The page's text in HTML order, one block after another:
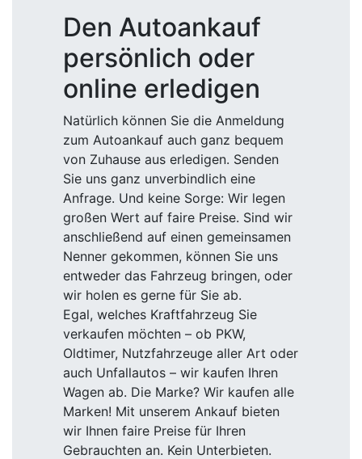
Den Autoankauf
persönlich oder
online erledigen
Natürlich können Sie die Anmeldung
zum Autoankauf auch ganz bequem
von Zuhause aus erledigen. Senden
Sie uns ganz unverbindlich eine
Anfrage. Und keine Sorge: Wir legen
großen Wert auf faire Preise. Sind wir
anschließend auf einen gemeinsamen
Nenner gekommen, können Sie uns
entweder das Fahrzeug bringen, oder
wir holen es gerne für Sie ab.
Egal, welches Kraftfahrzeug Sie
verkaufen möchten – ob PKW,
Oldtimer, Nutzfahrzeuge aller Art oder
auch Unfallautos – wir kaufen Ihren
Wagen ab. Die Marke? Wir kaufen alle
Marken! Mit unserem Ankauf bieten
wir Ihnen faire Preise für Ihren
Gebrauchten an. Kein Unterbieten.